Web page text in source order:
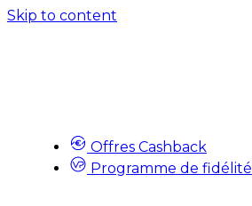
Skip to content
Offres Cashback
Programme de fidélité